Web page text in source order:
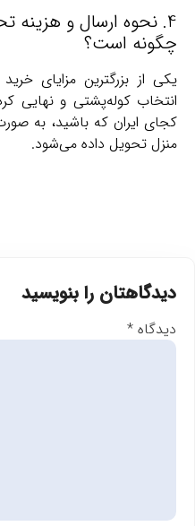
4. نحوه ارسال و هزینه
چگونه است؟
یکی از بزرگترین مزایای
انتخاب کوله‌پشتی و نهایی
کجای ایران که باشید، به
منزل تحویل داده می‌شود.
دیدگاهتان را بنویسید
دیدگاه *